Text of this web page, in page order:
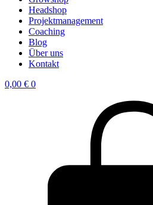
Headshop
Projektmanagement
Coaching
Blog
Über uns
Kontakt
0,00 € 0